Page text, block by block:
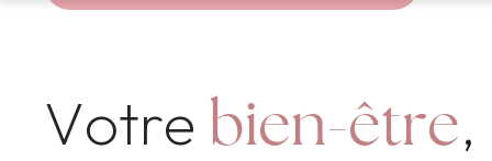
Votre bien-être